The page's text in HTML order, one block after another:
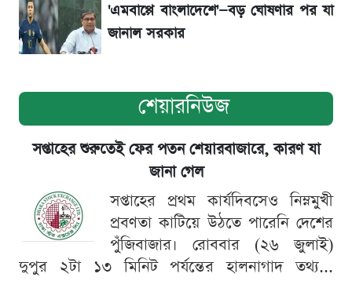
'এমবাপ্পে বাংলাদেশে'—বড় ঘোষণার পর যা
জানাল সরকার
শেয়ারনিউজ
সপ্তাহের শুরুতেই ফের পতন শেয়ারবাজারে, কারণ যা
জানা গেল
সপ্তাহের প্রথম কার্যদিবসেও নিম্নমুখী
প্রবণতা কাটিয়ে উঠতে পারেনি দেশের
পুঁজিবাজার। রোববার (২৬ জুলাই)
দুপুর ২টা ১৩ মিনিট পর্যন্তের হালনাগাদ তথ্য...